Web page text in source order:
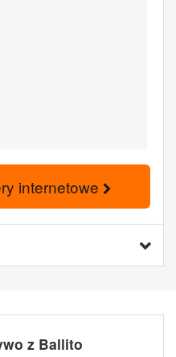
internetowe
z Ballito